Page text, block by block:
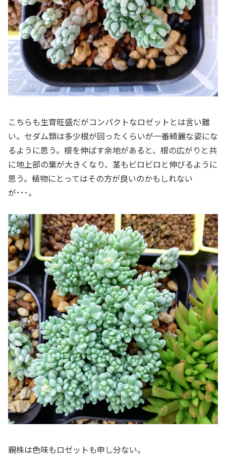
こちらも生育旺盛だがコンパクトなロゼットとは言い難
い。セダム類は多少根が回ったくらいが一番綺麗な姿にな
るように思う。根を伸ばす余地があると、根の広がりと共
に地上部の葉が大きくなり、茎もビロビロと伸びるように
思う。植物にとってはその方が良いのかもしれない
が･･･。
親株は色味もロゼットも申し分ない。